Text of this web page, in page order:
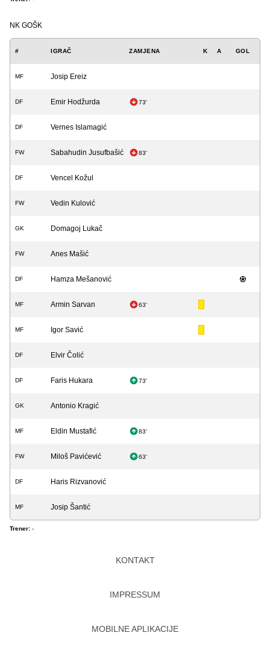
NK GOŠK
# IGRAČ ZAMJENA K A GOL
MF Josip Ereiz
DF Emir Hodžurda 73'
DF Vernes Islamagić
FW Sabahudin Jusufbašić 83'
DF Vencel Kožul
FW Vedin Kulović
GK Domagoj Lukač
FW Anes Mašić
DF Hamza Mešanović
MF Armin Sarvan 63'
MF Igor Savić
DF Elvir Čolić
DF Faris Hukara 73'
GK Antonio Kragić
MF Eldin Mustafić 83'
FW Miloš Pavićević 63'
DF Haris Rizvanović
MF Josip Šantić
Trener: -
KONTAKT
IMPRESSUM
MOBILNE APLIKACIJE